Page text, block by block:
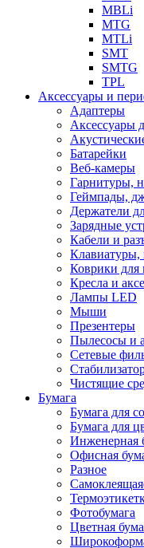
MBLi
MTG
MTLi
SMT
SMTG
TPL
Аксессуары и
Адаптеры
Аксессуары
Батарейки
Веб-камеры
Гарнитуры,
Геймпады,
Держатели
Зарядные
Кабели и
Клавиатуры,
Коврики
Кресла и
Лампы LED
Мыши
Презентеры
Пылесосы и
Сетевые
Чистящие
Бумага
Бумага для
Бумага для
Инженерная
Офисная
Разное
Фотобумага
Цветная